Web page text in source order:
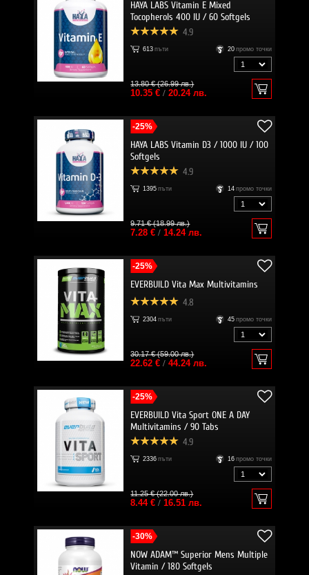
HAYA LABS Vitamin E Mixed
Tocopherols 400 IU / 60 Softgels
4.9
613 пъти 20 промо точки
13.80 € (26.99 лв.)
10.35 €/ 20.24 лв.
-25%
HAYA LABS Vitamin D3 / 1000 IU / 100
Softgels
4.9
1395 пъти 14 промо точки
9.71 € (18.99 лв.)
7.28 €/ 14.24 лв.
-25%
EVERBUILD Vita Max Multivitamins
4.8
2304 пъти 45 промо точки
30.17 € (59.00 лв.)
22.62 €/ 44.24 лв.
-25%
EVERBUILD Vita Sport ONE A DAY
Multivitamins / 90 Tabs
4.9
2336 пъти 16 промо точки
11.25 € (22.00 лв.)
8.44 €/ 16.51 лв.
-30%
NOW ADAM™ Superior Mens Multiple
Vitamin / 180 Softgels